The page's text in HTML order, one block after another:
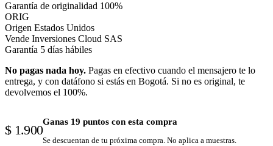
Garantía de originalidad 100%
ORIG
Origen Estados Unidos
Vende Inversiones Cloud SAS
Garantía 5 días hábiles
No pagas nada hoy. Pagas en efectivo cuando el mensajero te lo
entrega, y con datáfono si estás en Bogotá. Si no es original, te
devolvemos el 100%.
$ 1.900
Ganas 19 puntos con esta compra
Se descuentan de tu próxima compra. No aplica a muestras.